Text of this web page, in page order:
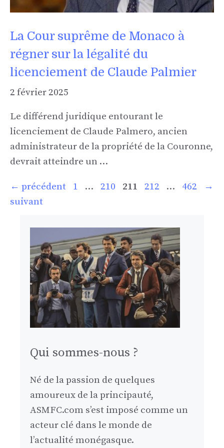
La Cour suprême de Monaco à
régner sur la légalité du
licenciement de Claude Palmier
2 février 2025
Le différend juridique entourant le
licenciement de Claude Palmero, ancien
administrateur de la propriété de la Couronne,
devrait atteindre un …
← précédent Page
1 … Page
210 Page
211 Page
212 … Page
462
→
suivant
Qui sommes-nous ?
Né de la passion de quelques
amoureux de la principauté,
ASMFC.com s’est imposé comme un
acteur clé dans le monde de
l’actualité monégasque.